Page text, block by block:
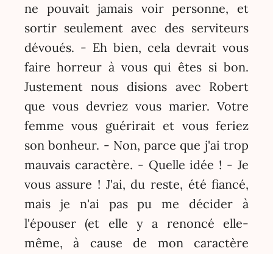
ne pouvait jamais voir personne, et
sortir seulement avec des serviteurs
dévoués. - Eh bien, cela devrait vous
faire horreur à vous qui êtes si bon.
Justement nous disions avec Robert
que vous devriez vous marier. Votre
femme vous guérirait et vous feriez
son bonheur. - Non, parce que j'ai trop
mauvais caractère. - Quelle idée ! - Je
vous assure ! J'ai, du reste, été fiancé,
mais je n'ai pas pu me décider à
l'épouser (et elle y a renoncé elle-
même, à cause de mon caractère